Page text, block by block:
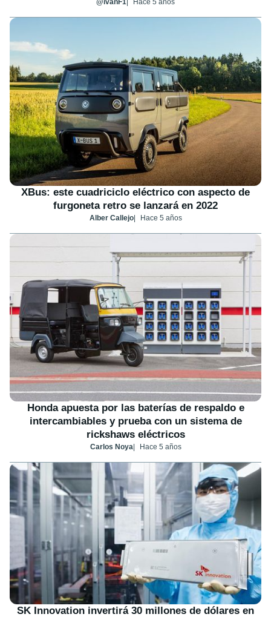
@ivanF1 Hace 5 años
XBus: este cuadriciclo eléctrico con aspecto de
furgoneta retro se lanzará en 2022
Alber Callejo Hace 5 años
Honda apuesta por las baterías de respaldo e
intercambiables y prueba con un sistema de
rickshaws eléctricos
Carlos Noya Hace 5 años
SK Innovation invertirá 30 millones de dólares en